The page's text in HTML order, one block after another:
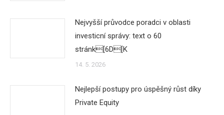
Nejvyšší průvodce poradci v oblasti
investicní správy: text o 60
stránk[6D[K
14. 5. 2026
Nejlepší postupy pro úspěšný růst díky
Private Equity